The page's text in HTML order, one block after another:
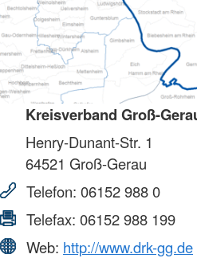
Kreisverband Groß-
Henry-Dunant-Str. 1
64521 Groß-Gerau
Telefon: 06152 988 0
Telefax: 06152 988 199
Web: http://www.drk-gg.de